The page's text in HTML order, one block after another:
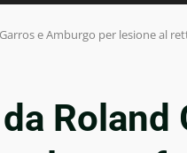
e Amburgo per lesione al
Roland